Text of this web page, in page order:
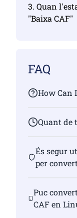
3. Quan
"Baixa CAF"
FAQ
How Can
Quant de
És segur
per
Puc
CAF en